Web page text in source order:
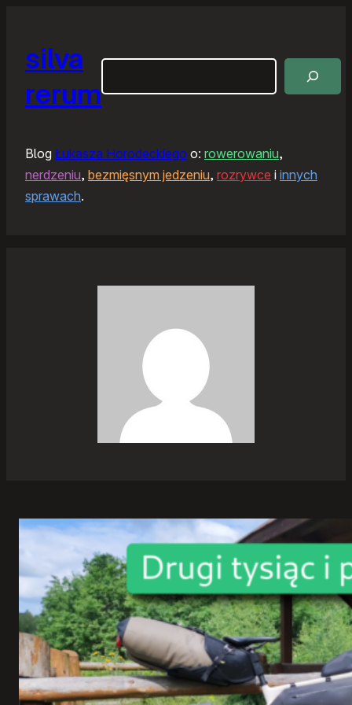
silva
rerum
Blog Łukasza Horodeckiego o: rowerowaniu,
nerdzeniu, bezmięsnym jedzeniu, rozrywce i innych
sprawach.